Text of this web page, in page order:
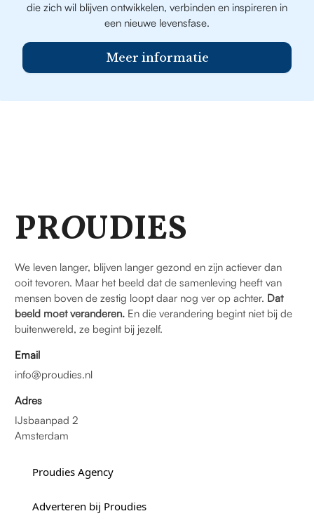
die zich wil blijven ontwikkelen, verbinden en inspireren in
een nieuwe levensfase.
Meer informatie
PROUDIES
We leven langer, blijven langer gezond en zijn actiever dan
ooit tevoren. Maar het beeld dat de samenleving heeft van
mensen boven de zestig loopt daar nog ver op achter. Dat
beeld moet veranderen. En die verandering begint niet bij de
buitenwereld, ze begint bij jezelf.
Email
info@proudies.nl
Adres
IJsbaanpad 2
Amsterdam
Proudies Agency
Adverteren bij Proudies